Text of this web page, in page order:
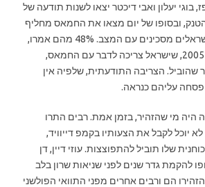
בוגי יעלון ואבי דיכטר יצאו לשנות תודעה של
ובסופו של יום מצאו את החמאס מחליף
את הפת"ח – ואת הישראלים מסכינים עם המצב. 48% מהם אמרו,
בסקר שנערך במארס 2005, שישראל צריכה לדבר עם החמאס,
הצריבה התודעתית, שלפיה אין
פסחה עליהם כנראה.
היה מי שהזהיר, בזמן אמת. רבים התרו
יוכל לקבל את הצעותיו בקמפ דייוויד,
שלו תוביל להתפוצצות. עוזי דיין, דן
להקמת גדר שנים לפני שניאות שרון בלב
הם ורבים אחרים מפני התוואי הפולשני